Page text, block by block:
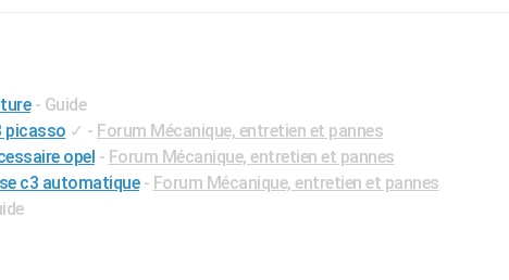
- Guide
picasso ✓ - Forum Mécanique, entretien et pannes
opel - Forum Mécanique, entretien et pannes
c3 automatique - Forum Mécanique, entretien et pannes